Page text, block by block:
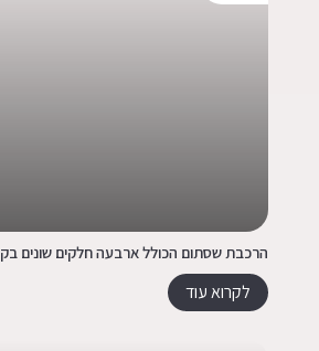
הרכבת שסתום הכולל ארבעה חלקים שונים
לקרוא עוד